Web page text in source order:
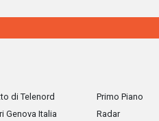
di Telenord
Genova Italia
Primo Piano
Radar